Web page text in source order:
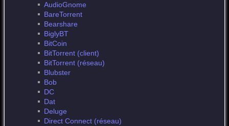
AudioGnome
BareTorrent
Bearshare
BiglyBT
BitCoin
BitTorrent (client)
BitTorrent (réseau)
Blubster
Bob
DC
Dat
Deluge
Direct Connect (réseau)